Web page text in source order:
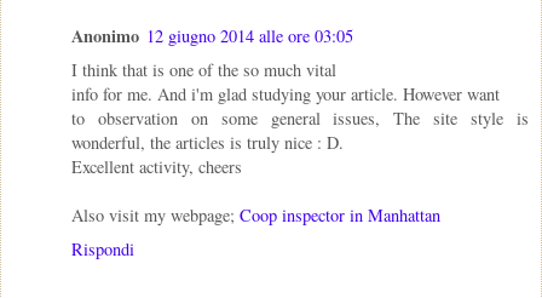
Anonimo 12 giugno 2014 alle ore 03:05
I think that is one of the so much vital
info for me. And i'm glad studying your article. However want
to observation on some general issues, The site style is
wonderful, the articles is truly nice : D.
Excellent activity, cheers
Also visit my webpage; Coop inspector in Manhattan
Rispondi